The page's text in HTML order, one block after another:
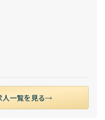
一覧を見る